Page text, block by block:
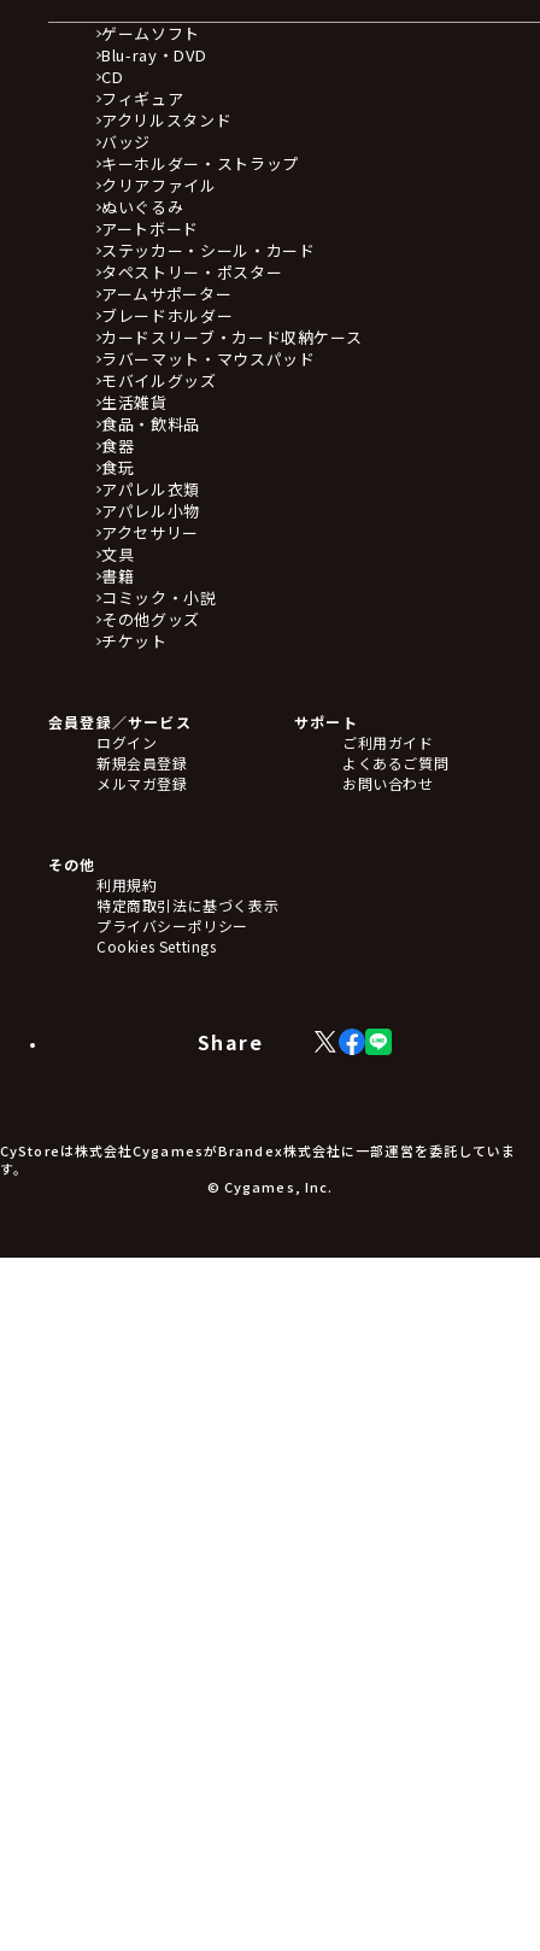
ゲームソフト
Blu-ray・DVD
CD
フィギュア
アクリルスタンド
バッジ
キーホルダー・ストラップ
クリアファイル
ぬいぐるみ
アートボード
ステッカー・シール・カード
タペストリー・ポスター
アームサポーター
ブレードホルダー
カードスリーブ・カード収納ケース
ラバーマット・マウスパッド
モバイルグッズ
生活雑貨
食品・飲料品
食器
食玩
アパレル衣類
アパレル小物
アクセサリー
文具
書籍
コミック・小説
その他グッズ
チケット
会員登録／サービス
ログイン
新規会員登録
メルマガ登録
サポート
ご利用ガイド
よくあるご質問
お問い合わせ
その他
利用規約
特定商取引法に基づく表示
プライバシーポリシー
Cookies Settings
Share
X
(Twitter)
Facebook
LINE
CyStoreは株式会社CygamesがBrandex株式会社に一部運営を委託していま
す。
© Cygames, Inc.